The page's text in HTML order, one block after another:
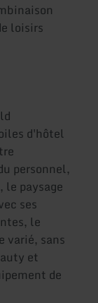
loisirs
d'hôtel
personnel,
paysage
ses
le
varié, sans
et
de